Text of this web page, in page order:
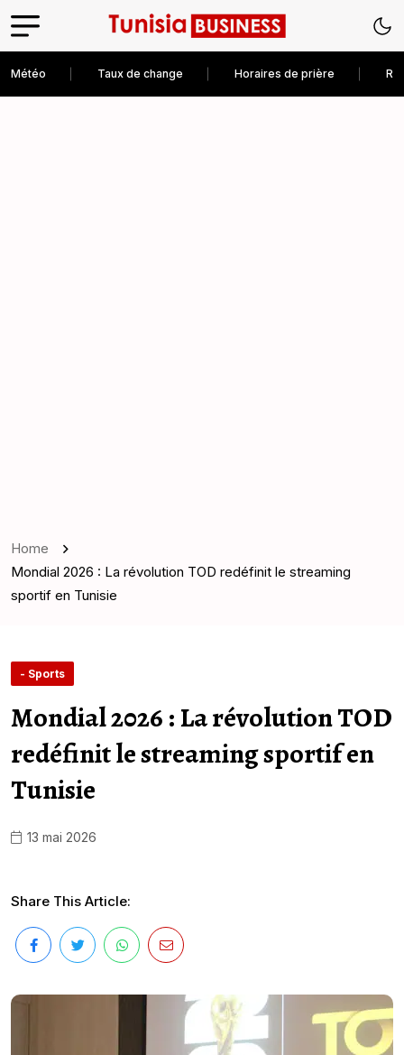
Météo Taux de change Horaires de prière
Home
Mondial 2026 : La révolution TOD redéfinit le streaming
sportif en Tunisie
- Sports
Mondial 2026 : La révolution TOD
redéfinit le streaming sportif en
Tunisie
13 mai 2026
Share This Article: